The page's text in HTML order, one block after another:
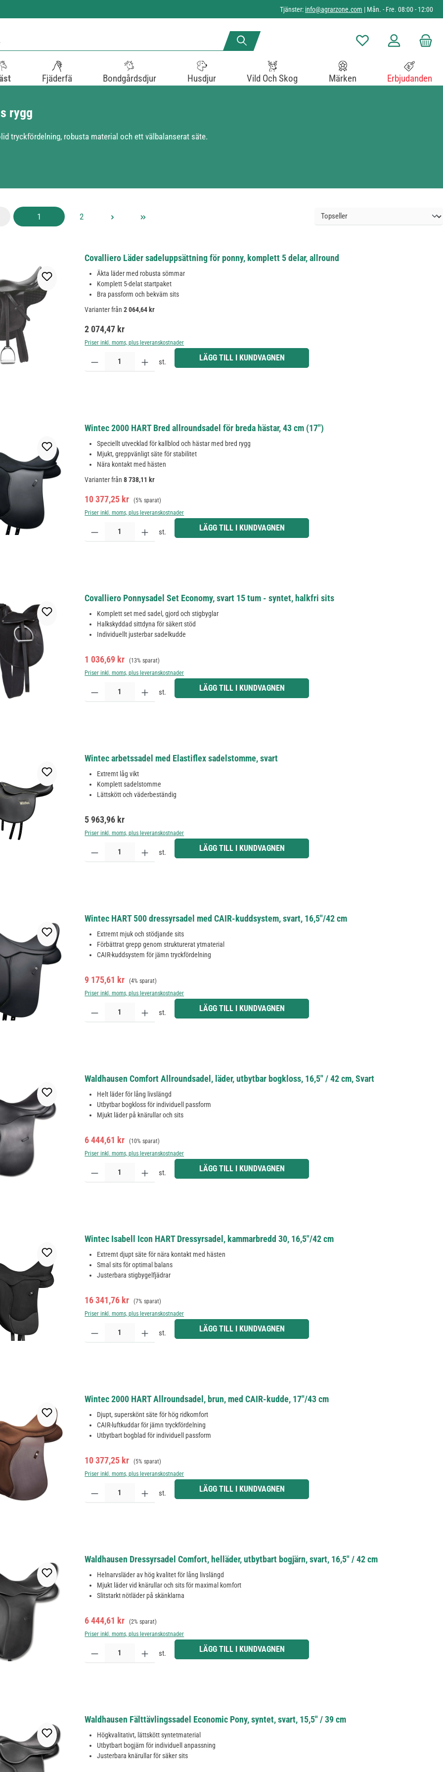
Tjänster: info@agrarzone.com | Mån. - Fre. 08:00 - 12:00
Du har 0 objekt i
Fjäderfä Bondgårdsdjur Husdjur Vild Och Skog Märken Erbjudanden
rygg
tryckfördelning, robusta material och ett välbalanserat säte.
Sida
1 Sida
2
Covalliero Läder sadeluppsättning för ponny, komplett 5 delar, allround
Äkta läder med robusta sömmar
Komplett 5-delat startpaket
Bra passform och bekväm sits
Varianter från 2 064,64 kr
Ordinarie pris:
2 074,47 kr
Priser inkl. moms, plus leveranskostnader
Produktkvantitet: Ange önskat belopp eller använd knapparna för att öka eller minska kvantiteten.
st. LÄGG TILL I KUNDVAGNEN
Wintec 2000 HART Bred allroundsadel för breda hästar, 43 cm (17")
Speciellt utvecklad för kallblod och hästar med bred rygg
Mjukt, greppvänligt säte för stabilitet
Nära kontakt med hästen
Varianter från 8 738,11 kr
Försäljningspris:
10 377,25 kr Ordinarie pris:
(5% sparat)
Priser inkl. moms, plus leveranskostnader
Produktkvantitet: Ange önskat belopp eller använd knapparna för att öka eller minska kvantiteten.
st. LÄGG TILL I KUNDVAGNEN
Covalliero Ponnysadel Set Economy, svart 15 tum - syntet, halkfri sits
Komplett set med sadel, gjord och stigbyglar
Halkskyddad sittdyna för säkert stöd
Individuellt justerbar sadelkudde
Försäljningspris:
1 036,69 kr Ordinarie pris:
(13% sparat)
Priser inkl. moms, plus leveranskostnader
Produktkvantitet: Ange önskat belopp eller använd knapparna för att öka eller minska kvantiteten.
st. LÄGG TILL I KUNDVAGNEN
Wintec arbetssadel med Elastiflex sadelstomme, svart
Extremt låg vikt
Komplett sadelstomme
Lättskött och väderbeständig
Ordinarie pris:
5 963,96 kr
Priser inkl. moms, plus leveranskostnader
Produktkvantitet: Ange önskat belopp eller använd knapparna för att öka eller minska kvantiteten.
st. LÄGG TILL I KUNDVAGNEN
Wintec HART 500 dressyrsadel med CAIR-kuddsystem, svart, 16,5"/42 cm
Extremt mjuk och stödjande sits
Förbättrat grepp genom strukturerat ytmaterial
CAIR-kuddsystem för jämn tryckfördelning
Försäljningspris:
9 175,61 kr Ordinarie pris:
(4% sparat)
Priser inkl. moms, plus leveranskostnader
Produktkvantitet: Ange önskat belopp eller använd knapparna för att öka eller minska kvantiteten.
st. LÄGG TILL I KUNDVAGNEN
Waldhausen Comfort Allroundsadel, läder, utbytbar bogkloss, 16,5" / 42 cm, Svart
Helt läder för lång livslängd
Utbytbar bogkloss för individuell passform
Mjukt läder på knärullar och sits
Försäljningspris:
6 444,61 kr Ordinarie pris:
(10% sparat)
Priser inkl. moms, plus leveranskostnader
Produktkvantitet: Ange önskat belopp eller använd knapparna för att öka eller minska kvantiteten.
st. LÄGG TILL I KUNDVAGNEN
Wintec Isabell Icon HART Dressyrsadel, kammarbredd 30, 16,5"/42 cm
Extremt djupt säte för nära kontakt med hästen
Smal sits för optimal balans
Justerbara stigbygelfjädrar
Försäljningspris:
16 341,76 kr Ordinarie pris:
(7% sparat)
Priser inkl. moms, plus leveranskostnader
Produktkvantitet: Ange önskat belopp eller använd knapparna för att öka eller minska kvantiteten.
st. LÄGG TILL I KUNDVAGNEN
Wintec 2000 HART Allroundsadel, brun, med CAIR-kudde, 17"/43 cm
Djupt, superskönt säte för hög ridkomfort
CAIR-luftkuddar för jämn tryckfördelning
Utbytbart bogblad för individuell passform
Försäljningspris:
10 377,25 kr Ordinarie pris:
(5% sparat)
Priser inkl. moms, plus leveranskostnader
Produktkvantitet: Ange önskat belopp eller använd knapparna för att öka eller minska kvantiteten.
st. LÄGG TILL I KUNDVAGNEN
Waldhausen Dressyrsadel Comfort, helläder, utbytbart bogjärn, svart, 16,5" / 42 cm
Helnarvsläder av hög kvalitet för lång livslängd
Mjukt läder vid knärullar och sits för maximal komfort
Slitstarkt nötläder på skänklarna
Försäljningspris:
6 444,61 kr Ordinarie pris:
(2% sparat)
Priser inkl. moms, plus leveranskostnader
Produktkvantitet: Ange önskat belopp eller använd knapparna för att öka eller minska kvantiteten.
st. LÄGG TILL I KUNDVAGNEN
Waldhausen Fälttävlingssadel Economic Pony, syntet, svart, 15,5" / 39 cm
Högkvalitativt, lättskött syntetmaterial
Utbytbart bogjärn för individuell anpassning
Justerbara knärullar för säker sits